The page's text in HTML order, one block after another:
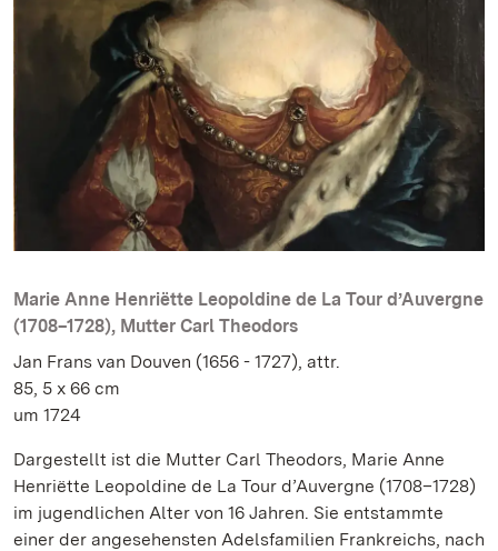
Marie Anne Henriëtte Leopoldine de La Tour d’Auvergne
(1708–1728), Mutter Carl Theodors
Jan Frans van Douven (1656 - 1727), attr.
85, 5 x 66 cm
um 1724
Dargestellt ist die Mutter Carl Theodors, Marie Anne
Henriëtte Leopoldine de La Tour d’Auvergne (1708–1728)
im jugendlichen Alter von 16 Jahren. Sie entstammte
einer der angesehensten Adelsfamilien Frankreichs, nach